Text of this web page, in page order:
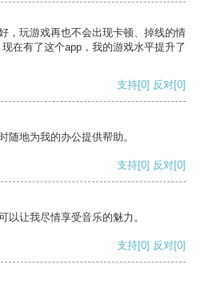
，玩游戏再也不会出现卡顿、掉线的情
在有了这个app，我的游戏水平提升了
支持[0] 反对[0]
随地为我的办公提供帮助。
支持[0] 反对[0]
以让我尽情享受音乐的魅力。
支持[0] 反对[0]